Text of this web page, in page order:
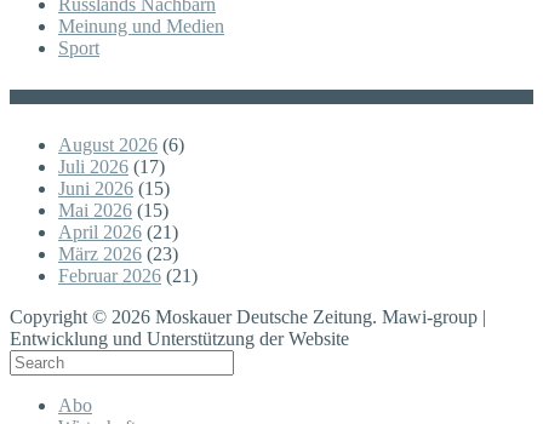
Russlands Nachbarn
Meinung und Medien
Sport
August 2026 (6)
Juli 2026 (17)
Juni 2026 (15)
Mai 2026 (15)
April 2026 (21)
März 2026 (23)
Februar 2026 (21)
Copyright © 2026 Moskauer Deutsche Zeitung. Mawi-group |
Entwicklung und Unterstützung der Website
Abo